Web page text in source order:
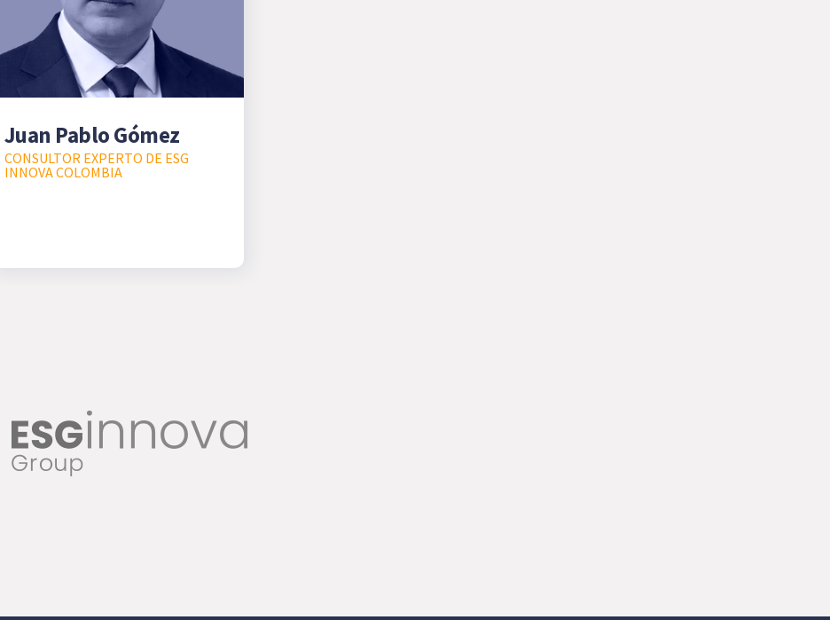
Juan Pablo Gómez
CONSULTOR EXPERTO DE ESG
INNOVA COLOMBIA